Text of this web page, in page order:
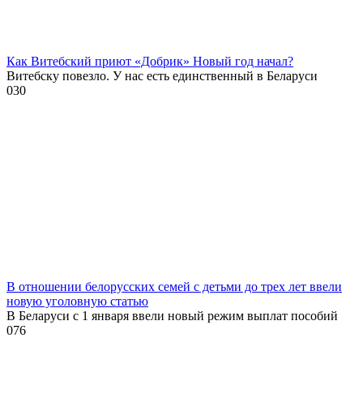
Как Витебский приют «Добрик» Новый год начал?
Витебску повезло. У нас есть единственный в Беларуси
030
В отношении белорусских семей с детьми до трех лет ввели
новую уголовную статью
В Беларуси с 1 января ввели новый режим выплат пособий
076